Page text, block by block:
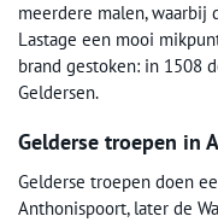
meerdere malen, waarbij
Lastage een mooi
brand gestoken: in 1508
Geldersen.
Gelderse troepen in
Gelderse troepen doen
Anthonispoort, later de